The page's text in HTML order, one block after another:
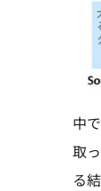
中
取
る